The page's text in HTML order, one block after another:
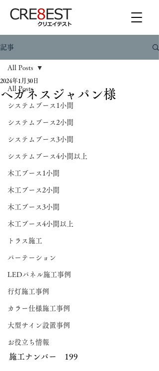
記事
All Posts
システムブース1小間
システムブース2小間
システムブース3小間
システムブース4小間以上
木工ブース1小間
木工ブース2小間
木工ブース3小間
木工ブース4小間以上
トラス施工
パーテーション
LEDパネル施工事例
行灯施工事例
カラー仕様施工事例
大型サイン設置事例
お役立ち情報
All Posts
ヘガネスジャパン様
2024年1月30日
施工ナンバー　199